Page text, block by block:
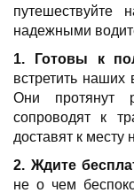
надежными
1. Готовы к
встретить
Они протянут
сопроводят к
доставят к месту
2. Ждите
не о чем